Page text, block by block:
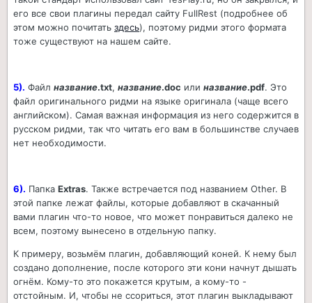
его все свои плагины передал сайту FullRest (подробнее об
этом можно почитать здесь), поэтому ридми этого формата
тоже существуют на нашем сайте.
5). Файл название.txt, название.doc или название.pdf. Это
файл оригинального ридми на языке оригинала (чаще всего
английском). Самая важная информация из него содержится в
русском ридми, так что читать его вам в большинстве случаев
нет необходимости.
6). Папка Extras. Также встречается под названием Other. В
этой папке лежат файлы, которые добавляют в скачанный
вами плагин что-то новое, что может понравиться далеко не
всем, поэтому вынесено в отдельную папку.
К примеру, возьмём плагин, добавляющий коней. К нему был
создано дополнение, после которого эти кони начнут дышать
огнём. Кому-то это покажется крутым, а кому-то -
отстойным. И, чтобы не ссориться, этот плагин выкладывают